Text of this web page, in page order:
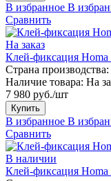
В избранное В
Сравнить
На заказ
Клей-фиксация Homa
Страна производства:
Наличие товара: На
7 980 руб./шт
Купить
В избранное В
Сравнить
В наличии
Клей-фиксация Homa